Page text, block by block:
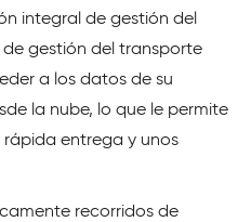
integral de gestión del
gestión del transporte
a los datos de su
la nube, lo que le permite
entrega y unos
recorridos de